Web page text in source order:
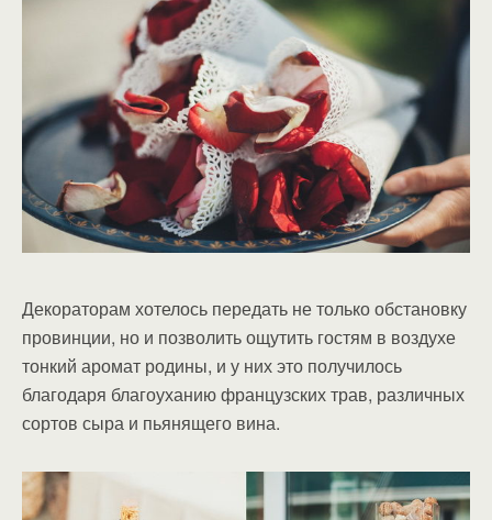
Декораторам хотелось передать не только обстановку
провинции, но и позволить ощутить гостям в воздухе
тонкий аромат родины, и у них это получилось
благодаря благоуханию французских трав, различных
сортов сыра и пьянящего вина.